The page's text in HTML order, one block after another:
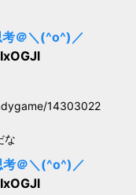
＠＼(^o^)／
14303022
な
考＠＼(^o^)／